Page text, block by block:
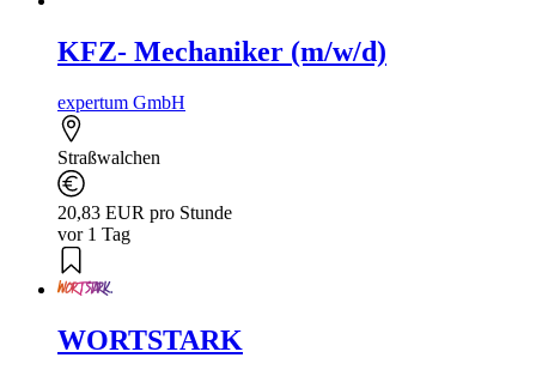
KFZ- Mechaniker (m/w/d)
expertum GmbH
Straßwalchen
20,83 EUR pro Stunde
vor 1 Tag
WORTSTARK